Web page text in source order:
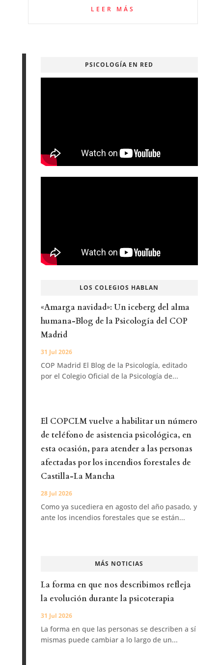
LEER MÁS
PSICOLOGÍA EN RED
LOS COLEGIOS HABLAN
«Amarga navidad»: Un iceberg del alma
humana-Blog de la Psicología del COP
Madrid
31 Jul 2026
COP Madrid El Blog de la Psicología, editado
por el Colegio Oficial de la Psicología de...
El COPCLM vuelve a habilitar un número
de teléfono de asistencia psicológica, en
esta ocasión, para atender a las personas
afectadas por los incendios forestales de
Castilla-La Mancha
28 Jul 2026
Como ya sucediera en agosto del año pasado, y
ante los incendios forestales que se están...
MÁS NOTICIAS
La forma en que nos describimos refleja
la evolución durante la psicoterapia
31 Jul 2026
La forma en que las personas se describen a sí
mismas puede cambiar a lo largo de un...